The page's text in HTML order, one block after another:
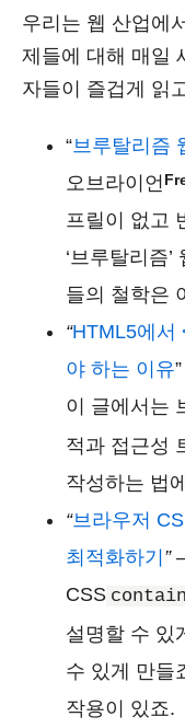
우리는 웹 산업에
제들에 대해 매일
자들이 즐겁게 읽
“브루탈리즘
오브라이언
프릴이 없고
‘브루탈리즘
들의 철학은
“HTML5에서
야 하는 이유
이 글에서는
적과 접근성
작성하는 법
“브라우저
최적화하기 ”
CSS contain
설명할 수 있
수 있게 만들
작용이 있죠.